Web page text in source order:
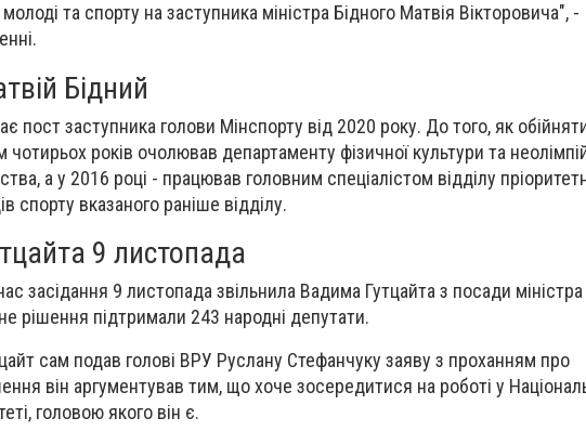
молоді та спорту на заступника міністра Бідного Матвія Вікторовича", -
Бідний
пост заступника голови Мінспорту від 2020 року. До того, як
чотирьох років очолював департаменту фізичної культури та
а у 2016 році - працював головним спеціалістом відділу
спорту вказаного раніше відділу.
9 листопада
засідання 9 листопада звільнила Вадима Гутцайта з посади
рішення підтримали 243 народні депутати.
сам подав голові ВРУ Руслану Стефанчуку заяву з проханням про
він аргументував тим, що хоче зосередитися на роботі у
головою якого він є.